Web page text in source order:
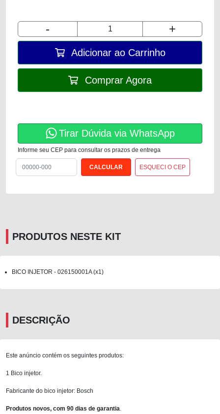
- +
Adicionar ao Carrinho
Comprar Agora
Tirar Dúvida via WhatsApp
Informe seu CEP para consultar os prazos de entrega
ESQUECI O CEP
PRODUTOS NESTE KIT
BICO INJETOR - 026150001A (x1)
DESCRIÇÃO
Este anúncio contém os seguintes produtos:
1 Bico injetor.
Fabricante do bico injetor: Bosch
Produtos novos, com 90 dias de garantia